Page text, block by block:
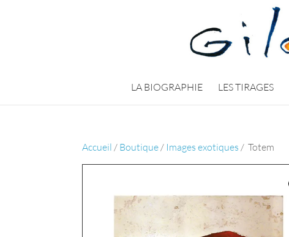
LA BIOGRAPHIE LES TIRAGES
Accueil / Boutique/ Images exotiques / Totem